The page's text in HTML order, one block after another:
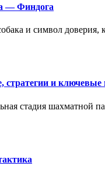
— Финдога
и символ доверия,
стратегии и
стадия шахматной